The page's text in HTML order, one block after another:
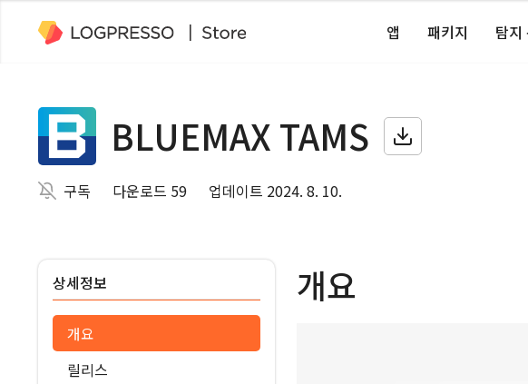
앱 패키지 탐지
BLUEMAX TAMS
구독 다운로드 59 업데이트 2024. 8. 10.
상세정보
개요
릴리스
개요